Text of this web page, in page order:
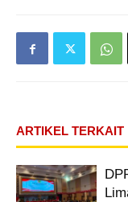
ARTIKEL TERKAIT